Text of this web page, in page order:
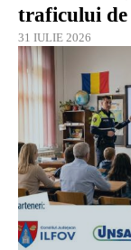
traficului de
31 IULIE 2026